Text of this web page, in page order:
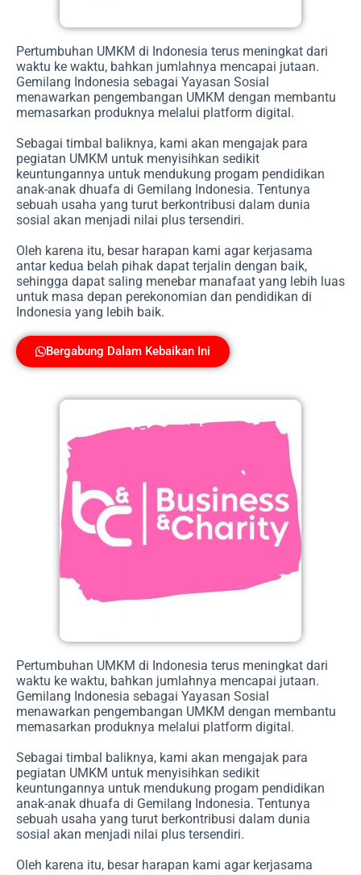
Pertumbuhan UMKM di Indonesia terus meningkat dari
waktu ke waktu, bahkan jumlahnya mencapai jutaan.
Gemilang Indonesia sebagai Yayasan Sosial
menawarkan pengembangan UMKM dengan membantu
memasarkan produknya melalui platform digital.
Sebagai timbal baliknya, kami akan mengajak para
pegiatan UMKM untuk menyisihkan sedikit
keuntungannya untuk mendukung progam pendidikan
anak-anak dhuafa di Gemilang Indonesia. Tentunya
sebuah usaha yang turut berkontribusi dalam dunia
sosial akan menjadi nilai plus tersendiri.
Oleh karena itu, besar harapan kami agar kerjasama
antar kedua belah pihak dapat terjalin dengan baik,
sehingga dapat saling menebar manafaat yang lebih luas
untuk masa depan perekonomian dan pendidikan di
Indonesia yang lebih baik.
Bergabung Dalam Kebaikan Ini
Pertumbuhan UMKM di Indonesia terus meningkat dari
waktu ke waktu, bahkan jumlahnya mencapai jutaan.
Gemilang Indonesia sebagai Yayasan Sosial
menawarkan pengembangan UMKM dengan membantu
memasarkan produknya melalui platform digital.
Sebagai timbal baliknya, kami akan mengajak para
pegiatan UMKM untuk menyisihkan sedikit
keuntungannya untuk mendukung progam pendidikan
anak-anak dhuafa di Gemilang Indonesia. Tentunya
sebuah usaha yang turut berkontribusi dalam dunia
sosial akan menjadi nilai plus tersendiri.
Oleh karena itu, besar harapan kami agar kerjasama